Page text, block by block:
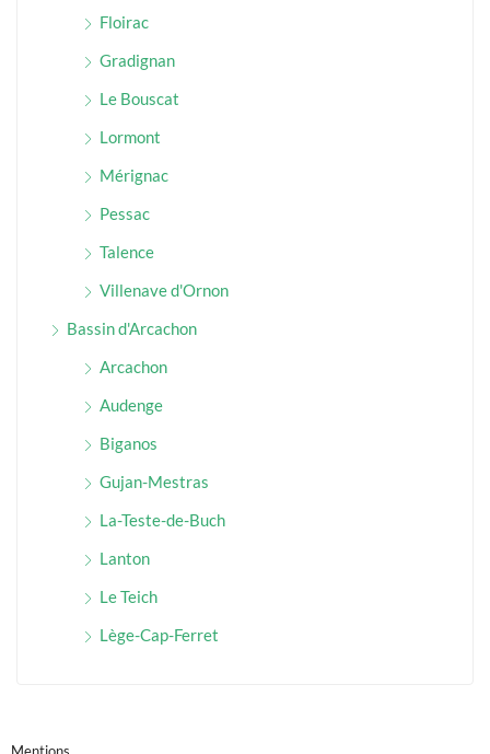
Floirac
Gradignan
Le Bouscat
Lormont
Mérignac
Pessac
Talence
Villenave d'Ornon
Bassin d'Arcachon
Arcachon
Audenge
Biganos
Gujan-Mestras
La-Teste-de-Buch
Lanton
Le Teich
Lège-Cap-Ferret